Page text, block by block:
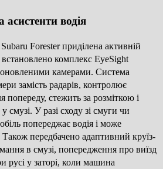
асистенти водія
Forester приділена активній
встановлено комплекс EyeSight
оновленими камерами. Система
замість радарів, контролює
попереду, стежить за розміткою і
смузі. У разі сходу зі смуги чи
попереджає водія і може
передбачено адаптивний круїз-
в смузі, попередження про виїзд
русі у заторі, коли машина